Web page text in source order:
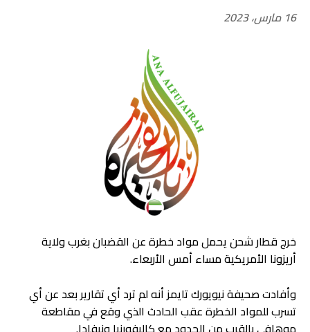
16 مارس، 2023
خرج قطار شحن يحمل مواد خطرة عن القضبان بغرب ولاية
أريزونا الأمريكية مساء أمس الأربعاء.
وأفادت صحيفة نيويورك تايمز أنه لم ترد أي تقارير بعد عن أي
تسرب للمواد الخطرة عقب الحادث الذي وقع في مقاطعة